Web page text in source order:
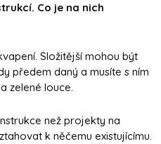
Co je na nich
Složitější mohou být
předem daný a musíte s ním
zelené louce.
než projekty na
k něčemu existujícímu.